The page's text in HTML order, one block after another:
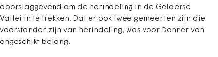
doorslaggevend om de herindeling in de Gelderse
Vallei in te trekken. Dat er ook twee gemeenten zijn die
voorstander zijn van herindeling, was voor Donner van
ongeschikt belang.